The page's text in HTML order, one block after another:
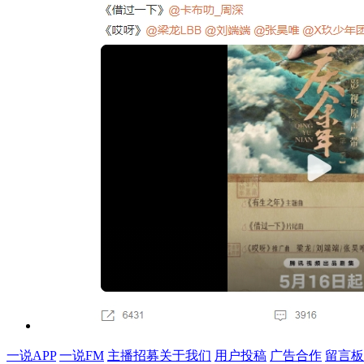
一说APP 一说FM 主播招募关于我们 用户投稿 广告合作 留言板